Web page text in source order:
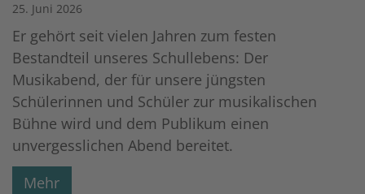
25. Juni 2026
Er gehört seit vielen Jahren zum festen
Bestandteil unseres Schullebens: Der
Musikabend, der für unsere jüngsten
Schülerinnen und Schüler zur musikalischen
Bühne wird und dem Publikum einen
unvergesslichen Abend bereitet.
Mehr